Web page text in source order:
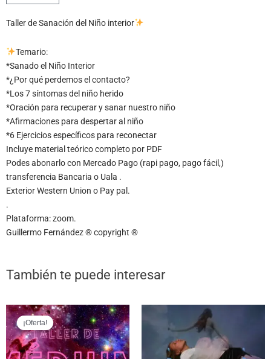
Taller de Sanación del Niño interior
Temario:
*Sanado el Niño Interior
*¿Por qué perdemos el contacto?
*Los 7 síntomas del niño herido
*Oración para recuperar y sanar nuestro niño
*Afirmaciones para despertar al niño
*6 Ejercicios específicos para reconectar
Incluye material teórico completo por PDF
Podes abonarlo con Mercado Pago (rapi pago, pago fácil,)
transferencia Bancaria o Uala .
Exterior Western Union o Pay pal.
.
Plataforma: zoom.
Guillermo Fernández ® copyright ®
También te puede interesar
¡Oferta!
¡Oferta!
El
precio
original
era:
$500000.
El
precio
actual
es:
$250000.